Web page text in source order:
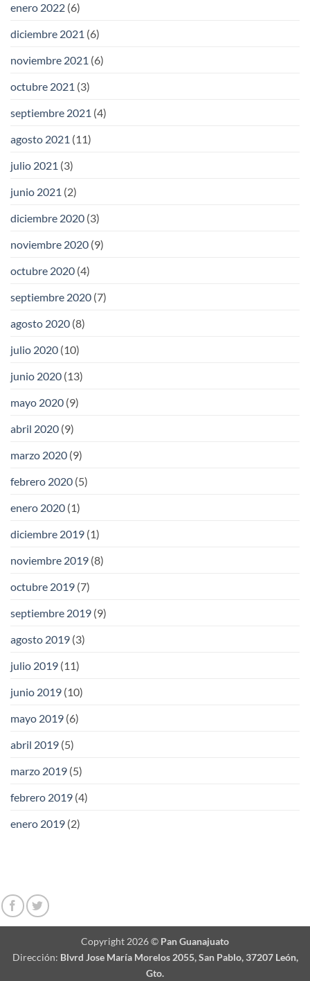
enero 2022 (6)
diciembre 2021 (6)
noviembre 2021 (6)
octubre 2021 (3)
septiembre 2021 (4)
agosto 2021 (11)
julio 2021 (3)
junio 2021 (2)
diciembre 2020 (3)
noviembre 2020 (9)
octubre 2020 (4)
septiembre 2020 (7)
agosto 2020 (8)
julio 2020 (10)
junio 2020 (13)
mayo 2020 (9)
abril 2020 (9)
marzo 2020 (9)
febrero 2020 (5)
enero 2020 (1)
diciembre 2019 (1)
noviembre 2019 (8)
octubre 2019 (7)
septiembre 2019 (9)
agosto 2019 (3)
julio 2019 (11)
junio 2019 (10)
mayo 2019 (6)
abril 2019 (5)
marzo 2019 (5)
febrero 2019 (4)
enero 2019 (2)
Copyright 2026 © Pan Guanajuato
Dirección: Blvrd Jose María Morelos 2055, San Pablo, 37207 León,
Gto.